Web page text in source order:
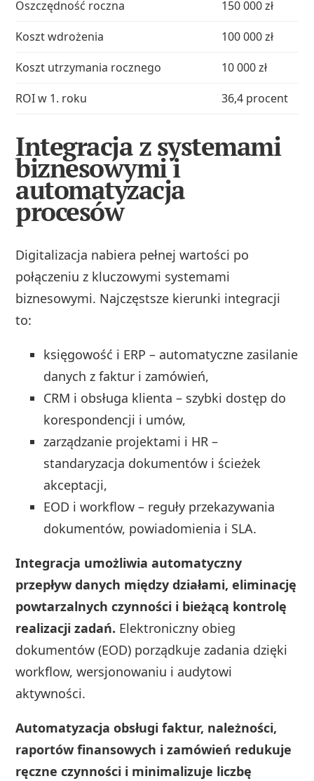
Oszczędność roczna
150 000 zł
Koszt wdrożenia
100 000 zł
Koszt utrzymania rocznego
10 000 zł
ROI w 1. roku
36,4 procent
Integracja z systemami
biznesowymi i
automatyzacja
procesów
Digitalizacja nabiera pełnej wartości po
połączeniu z kluczowymi systemami
biznesowymi. Najczęstsze kierunki integracji
to:
księgowość i ERP – automatyczne zasilanie
danych z faktur i zamówień,
CRM i obsługa klienta – szybki dostęp do
korespondencji i umów,
zarządzanie projektami i HR –
standaryzacja dokumentów i ścieżek
akceptacji,
EOD i workflow – reguły przekazywania
dokumentów, powiadomienia i SLA.
Integracja umożliwia automatyczny
przepływ danych między działami, eliminację
powtarzalnych czynności i bieżącą kontrolę
realizacji zadań. Elektroniczny obieg
dokumentów (EOD) porządkuje zadania dzięki
workflow, wersjonowaniu i audytowi
aktywności.
Automatyzacja obsługi faktur, należności,
raportów finansowych i zamówień redukuje
ręczne czynności i minimalizuje liczbę